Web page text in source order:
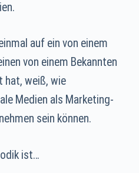
auf ein von einem
von einem Bekannten
hat, weiß, wie
Medien als Marketing-
sein können.
ist…